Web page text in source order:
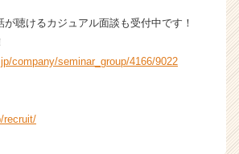
聴けるカジュアル面談も受付中です！
company/seminar_group/4166/9022
recruit/